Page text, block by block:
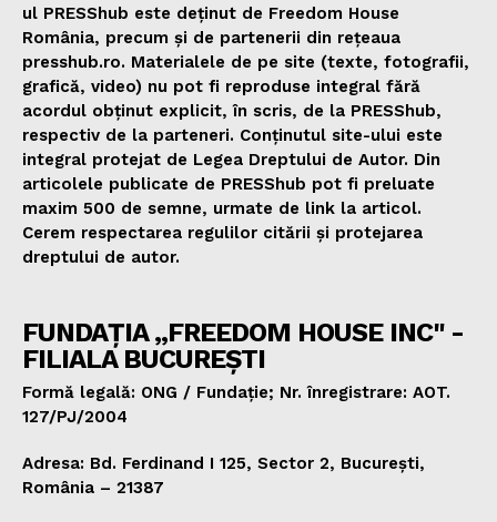
ul PRESShub este deținut de Freedom House
România, precum și de partenerii din rețeaua
presshub.ro. Materialele de pe site (texte, fotografii,
grafică, video) nu pot fi reproduse integral fără
acordul obținut explicit, în scris, de la PRESShub,
respectiv de la parteneri. Conținutul site-ului este
integral protejat de Legea Dreptului de Autor. Din
articolele publicate de PRESShub pot fi preluate
maxim 500 de semne, urmate de link la articol.
Cerem respectarea regulilor citării și protejarea
dreptului de autor.
FUNDAȚIA „FREEDOM HOUSE INC" -
FILIALA BUCUREȘTI
Formă legală: ONG / Fundație; Nr. înregistrare: AOT.
127/PJ/2004
Adresa: Bd. Ferdinand I 125, Sector 2, București,
România – 21387